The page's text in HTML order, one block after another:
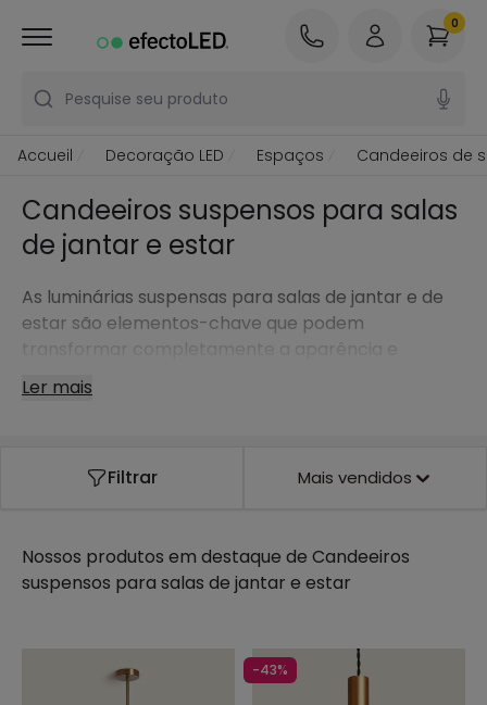
Pesquise seu produto
0
Accueil Decoração LED Espaços Candeeiros de
Candeeiros suspensos para salas
de jantar e estar
As luminárias suspensas para salas de jantar e de
estar são elementos-chave que podem
transformar completamente a aparência e
funcionalidade destes espaços.
Ler mais
Filtrar Mais vendidos
Nossos produtos em destaque de Candeeiros
suspensos para salas de jantar e estar
-43%